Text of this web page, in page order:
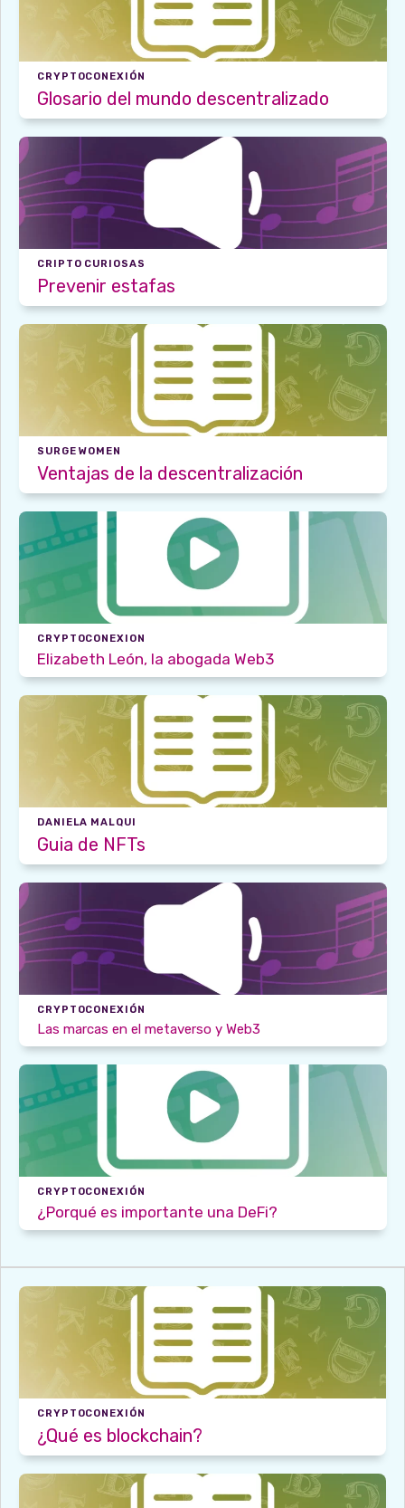
CRYPTOCONEXIÓN
Glosario del mundo descentralizado
CRIPTO CURIOSAS
Prevenir estafas
SURGE WOMEN
Ventajas de la descentralización
CRYPTOCONEXION
Elizabeth León, la abogada Web3
DANIELA MALQUI
Guia de NFTs
CRYPTOCONEXIÓN
Las marcas en el metaverso y Web3
CRYPTOCONEXIÓN
¿Porqué es importante una DeFi?
CRYPTOCONEXIÓN
¿Qué es blockchain?